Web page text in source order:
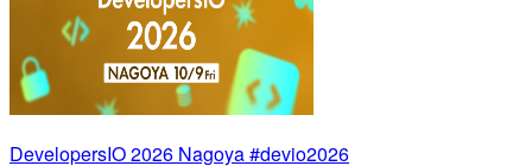
DevelopersIO 2026 Nagoya #devio2026